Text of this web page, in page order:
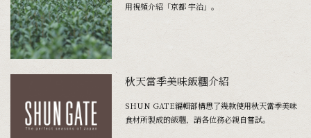
用視頻介紹「京都 宇治」。
秋天當季美味飯糰介紹
SHUN GATE編輯部構思了幾款使用秋天當季美味
食材所製成的飯糰，請各位務必親自嘗試。